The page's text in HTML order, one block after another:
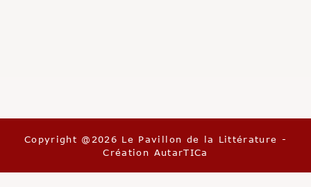
Copyright @2026 Le Pavillon de la Littérature -
Création AutarTICa